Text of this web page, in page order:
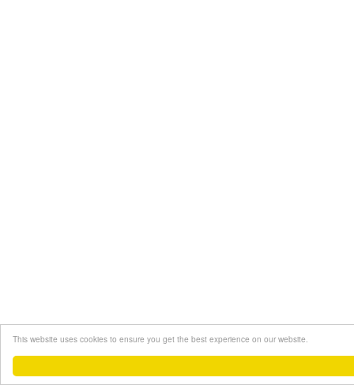
This website uses cookies to ensure you get the best experience on our website.